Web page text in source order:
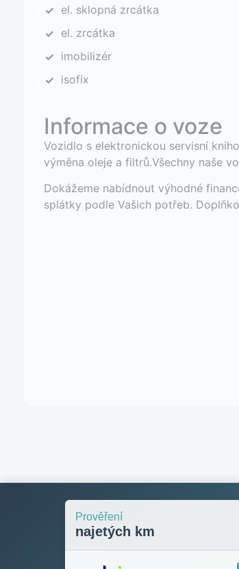
✓ el. sklopná zrcátka
✓ el. zrcátka
✓ imobilizér
✓ isofix
Informace o voze
Vozidlo s elektronickou servisní
výměna oleje a filtrů.Všechny naše
Dokážeme nabídnout výhodné
splátky podle Vašich potřeb.
Prověření
najetých km